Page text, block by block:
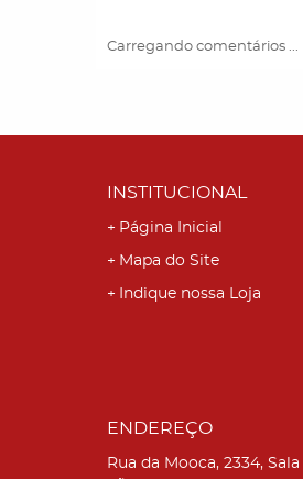
Carregando comentários ...
INSTITUCIONAL
Página Inicial
Mapa do Site
Indique nossa Loja
ENDEREÇO
Rua da Mooca, 2334, Sala 1